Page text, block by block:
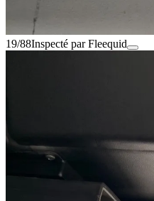
19/88Inspecté par Fleequid